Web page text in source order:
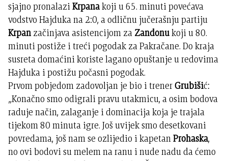
sjajno pronalaziKrpanakoji u 65. minuti povećava
vodstvo Hajduka na 2:0, a odličnu jučerašnju partiju
Krpan začinjava asistencijom za Zandonukoji u 80.
minuti postiže i treći pogodak za Pakračane. Do kraja
susreta domaćini koriste lagano opuštanje u redovima
Hajduka i postižu počasni pogodak.
Prvom pobjedom zadovoljan je bio i trenerGrubišić:
„Konačno smo odigrali pravu utakmicu, a osim bodova
raduje način, zalaganje i dominacija koja je trajala
tijekom 80 minuta igre. Još uvijek smo desetkovani
povredama, još nam se ozlijedio i kapetanProhaska,
no ovi bodovi su melem na ranu i nude nadu da ćemo